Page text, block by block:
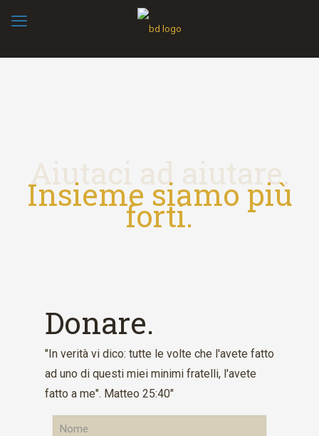
Aiutaci ad aiutare.
Insieme siamo più
forti.
Donare.
"In verità vi dico: tutte le volte che l'avete fatto
ad uno di questi miei minimi fratelli, l'avete
fatto a me". Matteo 25:40"